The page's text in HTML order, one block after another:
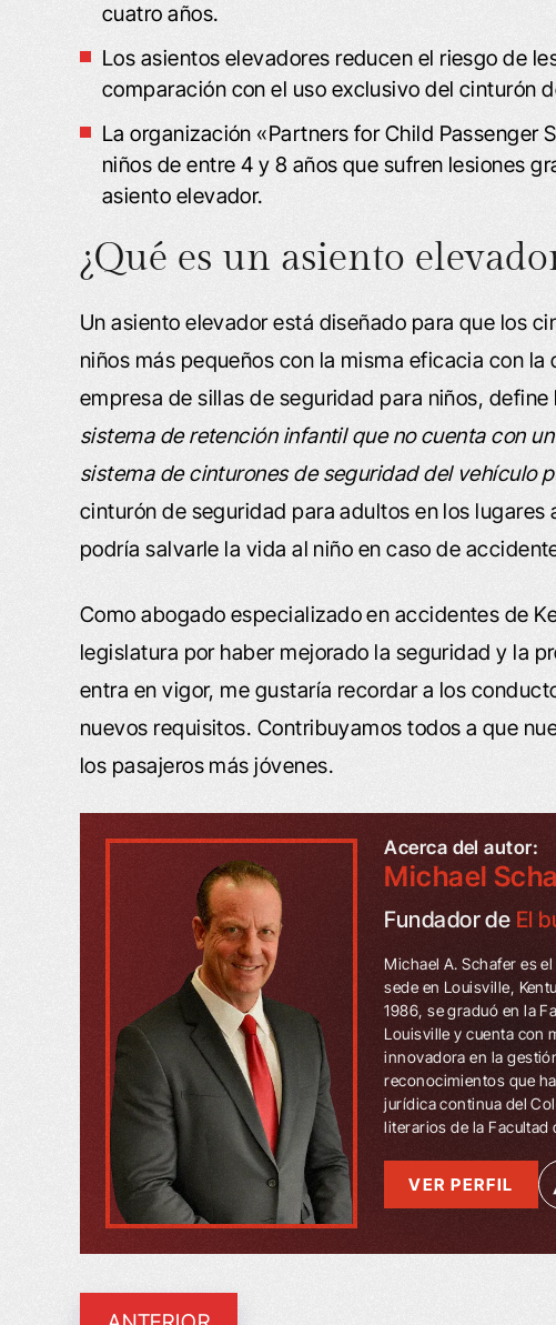
cuatro años.
Los asientos elevadores reducen el riesgo de
comparación con el uso exclusivo del cinturón
La organización «Partners for Child Passenger
niños de entre 4 y 8 años que sufren lesiones
asiento elevador.
¿Qué es un asiento
Un asiento elevador está diseñado para que los
niños más pequeños con la misma eficacia con
empresa de sillas de seguridad para niños,
sistema de retención infantil que no cuenta con
sistema de cinturones de seguridad del vehículo
cinturón de seguridad para adultos en los
podría salvarle la vida al niño en caso de
Como abogado especializado en accidentes de
legislatura por haber mejorado la seguridad y la
entra en vigor, me gustaría recordar a los
nuevos requisitos. Contribuyamos todos a que
los pasajeros más jóvenes.
Acerca del autor:
Michael
Fundador de El
Michael A. Schafer es
sede en Louisville,
1986, se graduó en la
Louisville y cuenta con
innovadora en la
reconocimientos que
jurídica continua del
literarios de la Facultad
VER PERFIL